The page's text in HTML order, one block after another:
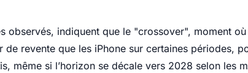
observés, indiquent que le "crossover", moment
de revente que les iPhone sur certaines périodes,
même si l’horizon se décale vers 2028 selon les